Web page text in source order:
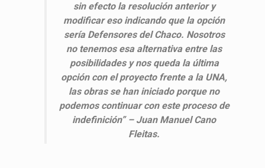
sin efecto la resolución anterior y
modificar eso indicando que la opción
sería Defensores del Chaco. Nosotros
no tenemos esa alternativa entre las
posibilidades y nos queda la última
opción con el proyecto frente a la UNA,
las obras se han iniciado porque no
podemos continuar con este proceso de
indefinición” – Juan Manuel Cano
Fleitas.